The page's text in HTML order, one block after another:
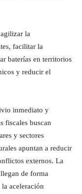
la
facilitar la
baterías en territorios
y reducir el
inmediato y
fiscales buscan
y sectores
apuntan a reducir
externos. La
de forma
aceleración